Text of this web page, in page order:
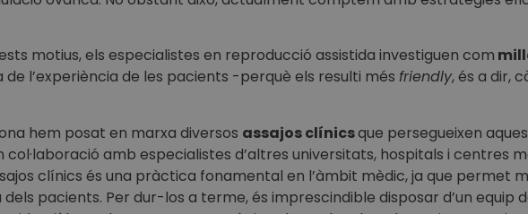
motius, els especialistes en reproducció assistida investiguen com
de l’experiència de les pacients -perquè els resulti més friendly, és a dir,
hem posat en marxa diversos assajos clínicsque persegueixen
col·laboració amb especialistes d’altres universitats, hospitals i centres
clínics és una pràctica fonamental en l’àmbit mèdic, ja que permet
dels pacients. Per dur-los a terme, és imprescindible disposar d’un